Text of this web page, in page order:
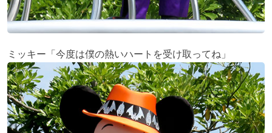
ミッキー「今度は僕の熱いハートを受け取ってね」